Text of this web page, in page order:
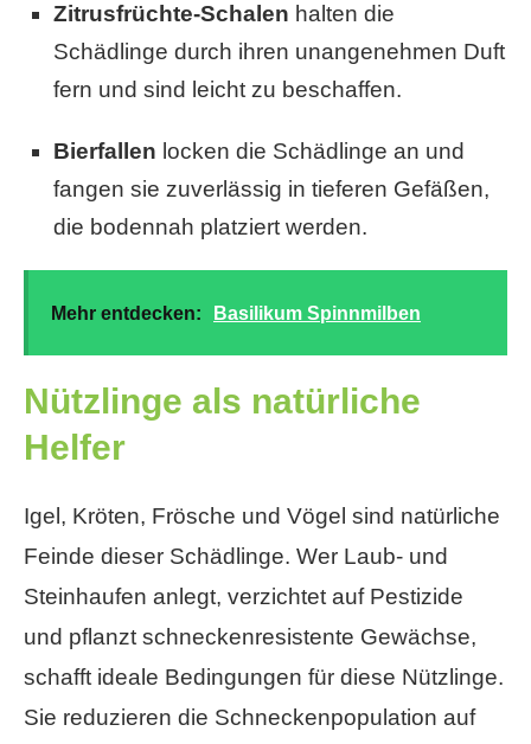
Zitrusfrüchte-Schalen halten die
Schädlinge durch ihren unangenehmen Duft
fern und sind leicht zu beschaffen.
Bierfallen locken die Schädlinge an und
fangen sie zuverlässig in tieferen Gefäßen,
die bodennah platziert werden.
Mehr entdecken: Basilikum Spinnmilben
Nützlinge als natürliche
Helfer
Igel, Kröten, Frösche und Vögel sind natürliche
Feinde dieser Schädlinge. Wer Laub- und
Steinhaufen anlegt, verzichtet auf Pestizide
und pflanzt schneckenresistente Gewächse,
schafft ideale Bedingungen für diese Nützlinge.
Sie reduzieren die Schneckenpopulation auf